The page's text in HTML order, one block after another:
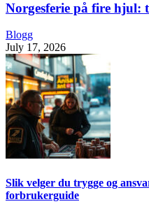
Norgesferie på fire hjul:
Blogg
July 17, 2026
Slik velger du trygge og
forbrukerguide